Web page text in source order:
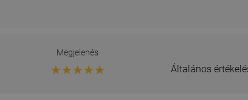
Megjelenés
Általános